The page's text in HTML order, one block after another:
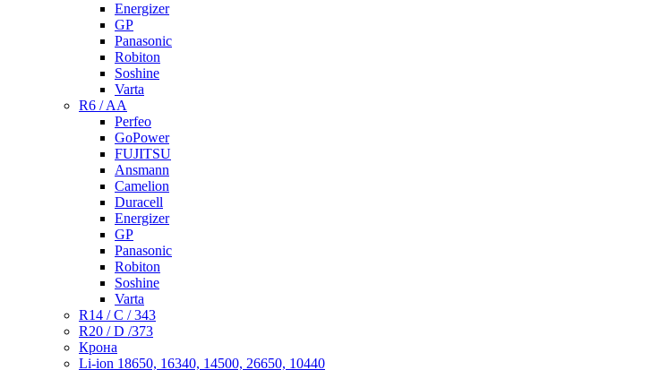
Energizer
GP
Panasonic
Robiton
Soshine
Varta
R6 / AA
Perfeo
GoPower
FUJITSU
Ansmann
Camelion
Duracell
Energizer
GP
Panasonic
Robiton
Soshine
Varta
R14 / C / 343
R20 / D /373
Крона
Li-ion 18650, 16340, 14500, 26650, 10440